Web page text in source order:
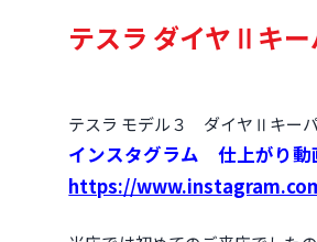
テスラ ダイヤⅡキー
テスラ モデル３ ダイヤⅡキーパ
インスタグラム 仕上がり動
https://